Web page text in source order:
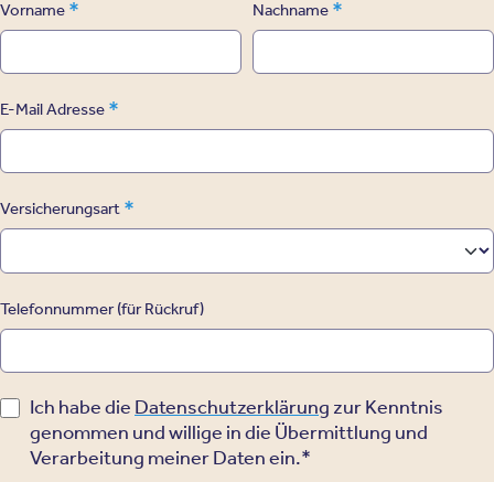
Vorname * Nachname *
E-Mail Adresse *
Versicherungsart *
Telefonnummer (für Rückruf)
Ich habe die Datenschutzerklärung zur Kenntnis
genommen und willige in die Übermittlung und
Verarbeitung meiner Daten ein.*